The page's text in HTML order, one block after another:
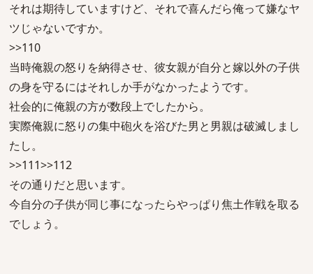
それは期待していますけど、それで喜んだら俺って嫌なヤ
ツじゃないですか。
>>110
当時俺親の怒りを納得させ、彼女親が自分と嫁以外の子供
の身を守るにはそれしか手がなかったようです。
社会的に俺親の方が数段上でしたから。
実際俺親に怒りの集中砲火を浴びた男と男親は破滅しまし
たし。
>>111>>112
その通りだと思います。
今自分の子供が同じ事になったらやっぱり焦土作戦を取る
でしょう。